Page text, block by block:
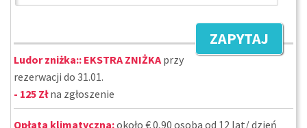
ZAPYTAJ
Ludor zniżka:: EKSTRA ZNIŻKA przy
rezerwacji do 31.01.
- 125 Złna zgłoszenie
Opłata klimatyczna:około € 0,90 osoba od 12 lat/ dzień